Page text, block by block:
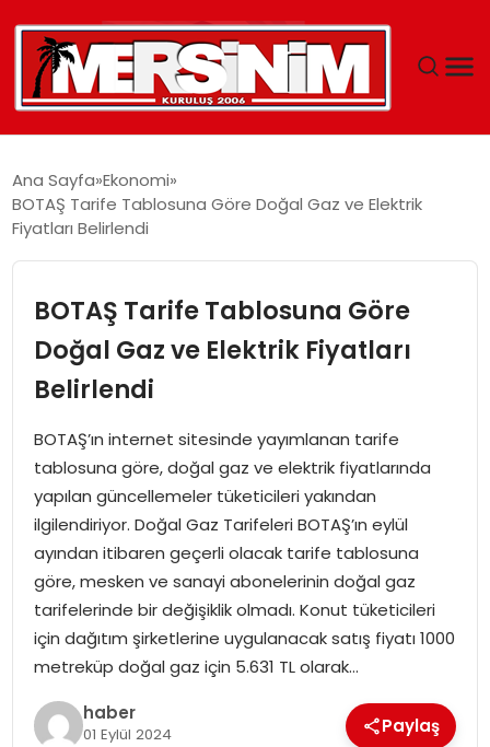
YAŞAM
EĞITIM
SPOR
EKONOMI
MAGAZIN
DÜNYA
OTOMOBIL
Ana Sayfa Ekonomi
BOTAŞ Tarife Tablosuna Göre Doğal Gaz ve Elektrik
Fiyatları Belirlendi
BOTAŞ Tarife Tablosuna Göre
Doğal Gaz ve Elektrik Fiyatları
Belirlendi
BOTAŞ’ın internet sitesinde yayımlanan tarife
tablosuna göre, doğal gaz ve elektrik fiyatlarında
yapılan güncellemeler tüketicileri yakından
ilgilendiriyor. Doğal Gaz Tarifeleri BOTAŞ’ın eylül
ayından itibaren geçerli olacak tarife tablosuna
göre, mesken ve sanayi abonelerinin doğal gaz
tarifelerinde bir değişiklik olmadı. Konut tüketicileri
için dağıtım şirketlerine uygulanacak satış fiyatı 1000
metreküp doğal gaz için 5.631 TL olarak…
haber
01 Eylül 2024 Paylaş